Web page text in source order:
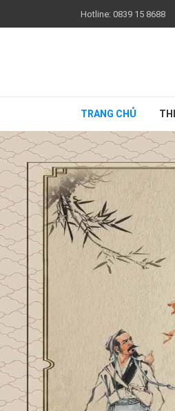
Hotline: 0839 15 8688
TRANG CHỦ